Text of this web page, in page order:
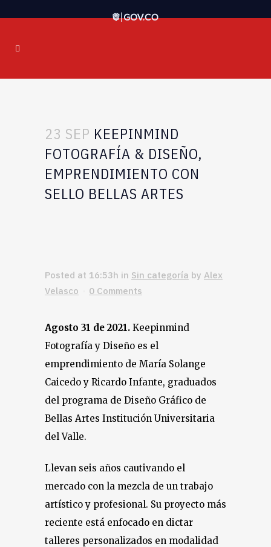
23 SEP KEEPINMIND
FOTOGRAFÍA & DISEÑO,
EMPRENDIMIENTO CON
SELLO BELLAS ARTES
Posted at 16:53h in Sin categoría by Alex
Velasco
0 Comments
Agosto 31 de 2021. Keepinmind
Fotografía y Diseño es el
emprendimiento de María Solange
Caicedo y Ricardo Infante, graduados
del programa de Diseño Gráfico de
Bellas Artes Institución Universitaria
del Valle.
Llevan seis años cautivando el
mercado con la mezcla de un trabajo
artístico y profesional. Su proyecto más
reciente está enfocado en dictar
talleres personalizados en modalidad